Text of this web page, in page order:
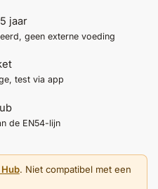
jaar
geen externe voeding
test via app
de EN54-lijn
. Niet compatibel met een